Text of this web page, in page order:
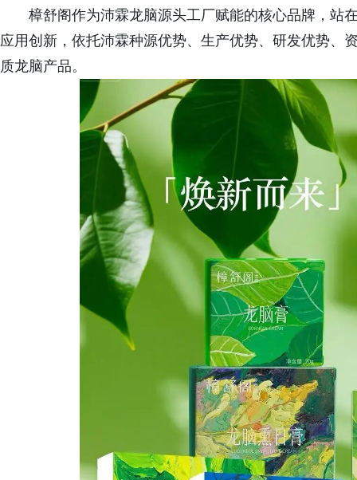
樟舒阁作为沛霖龙脑源头工厂赋能的核心品牌，站
应用创新，依托沛霖种源优势、生产优势、研发优势、
质龙脑产品。